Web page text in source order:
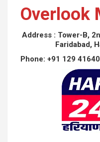
Overlook
Address : Tower-B,
Faridabad,
Phone: +91 129